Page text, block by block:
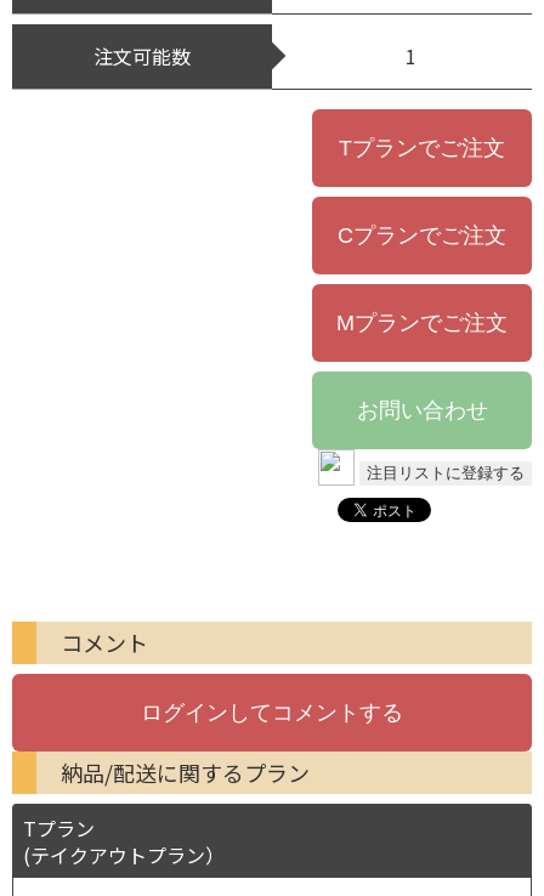
注文可能数 1
コメント
納品/配送に関するプラン
Tプラン
(テイクアウトプラン）